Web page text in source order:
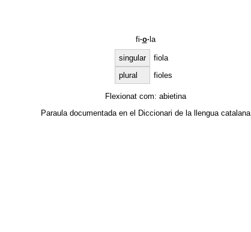
fi·o· la
singular
fiola
plural
fioles
Flexionat com: abietina
Paraula documentada en el Diccionari de la llengua catalana